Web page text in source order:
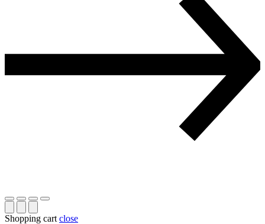
Shopping cart close